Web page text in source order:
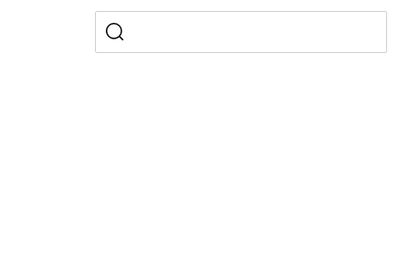
Pflege HF oder Studium Pflege FH
Ausbildung, akademische Ausbildung,